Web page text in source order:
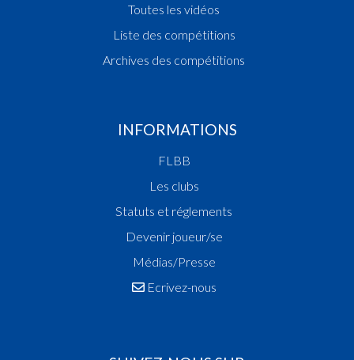
Toutes les vidéos
Liste des compétitions
Archives des compétitions
INFORMATIONS
FLBB
Les clubs
Statuts et réglements
Devenir joueur/se
Médias/Presse
Ecrivez-nous